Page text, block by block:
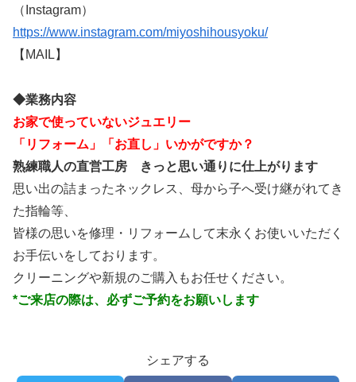
（Instagram）
https://www.instagram.com/miyoshihousyoku/
【MAIL】
◆業務内容
お家で使っていないジュエリー
「リフォーム」「お直し」いかがですか？
熟練職人の直営工房 きっと思い通りに仕上がります
思い出の詰まったネックレス、母から子へ受け継がれてき
た指輪等、
皆様の思いを修理・リフォームして末永くお使いいただく
お手伝いをしております。
クリーニングや新規のご購入もお任せください。
*ご来店の際は、必ずご予約をお願いします
シェアする